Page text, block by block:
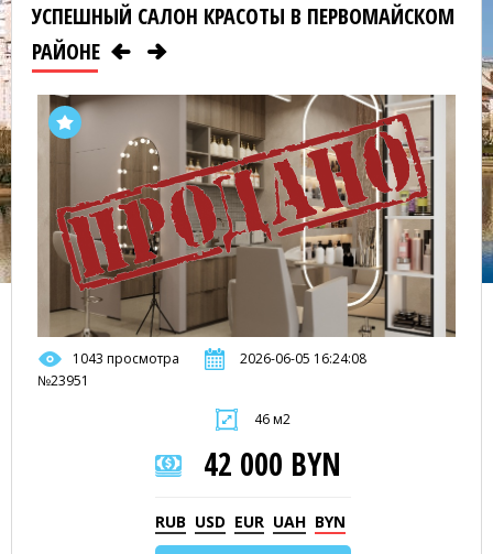
УСПЕШНЫЙ САЛОН КРАСОТЫ В ПЕРВОМАЙСКОМ
РАЙОНЕ
1043 просмотра
2026-06-05 16:24:08
№23951
46 м2
42 000 BYN
RUB USD EUR UAH BYN